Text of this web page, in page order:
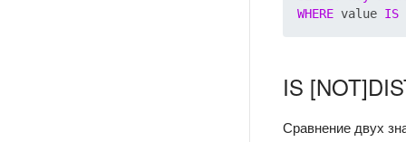
WHERE value IS
IS
Сравнение двух